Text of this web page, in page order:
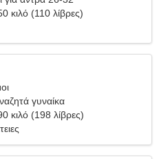
κιλό (110 λίβρες)
γυναίκα
κιλό (198 λίβρες)